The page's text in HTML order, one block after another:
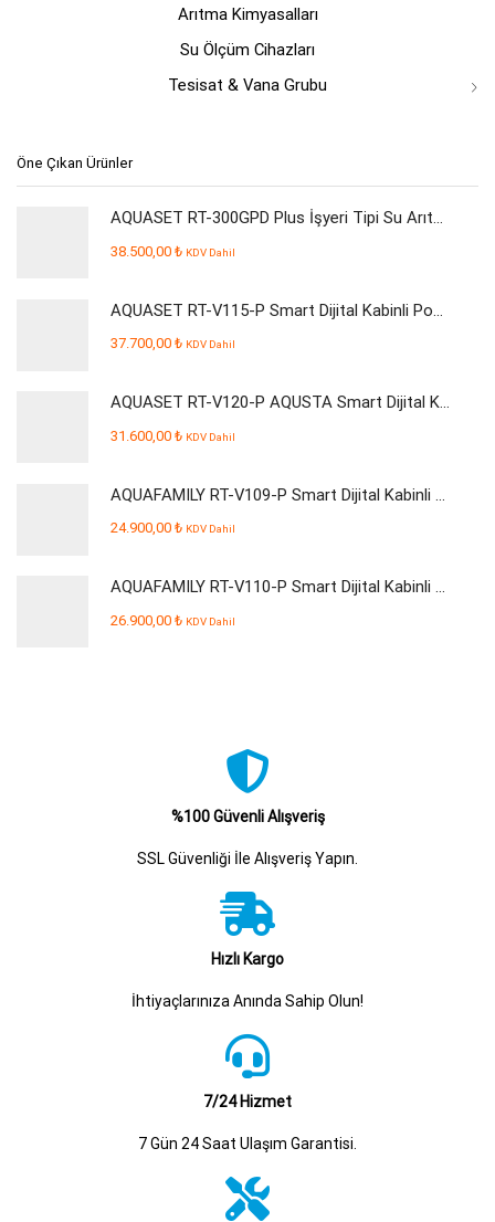
Arıtma Kimyasalları
Su Ölçüm Cihazları
Tesisat & Vana Grubu
Öne Çıkan Ürünler
AQUASET RT-300GPD Plus İşyeri Tipi Su Arıtma Cihazı
38.500,00 ₺ KDV Dahil
AQUASET RT-V115-P Smart Dijital Kabinli Pompalı Su Arıtma Cihazı
37.700,00 ₺ KDV Dahil
AQUASET RT-V120-P AQUSTA Smart Dijital Kabinli Pompalı Su Arıtma Cihazı
31.600,00 ₺ KDV Dahil
AQUAFAMILY RT-V109-P Smart Dijital Kabinli Pompalı Su Arıtma Cihazı
24.900,00 ₺ KDV Dahil
AQUAFAMILY RT-V110-P Smart Dijital Kabinli Pompalı Su Arıtma Cihazı
26.900,00 ₺ KDV Dahil
%100 Güvenli Alışveriş
SSL Güvenliği İle Alışveriş Yapın.
Hızlı Kargo
İhtiyaçlarınıza Anında Sahip Olun!
7/24 Hizmet
7 Gün 24 Saat Ulaşım Garantisi.